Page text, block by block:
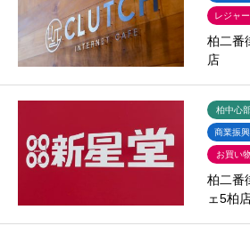
レジャ
柏二番
店
柏中心
商業振
お買い
柏二番
ェ5柏